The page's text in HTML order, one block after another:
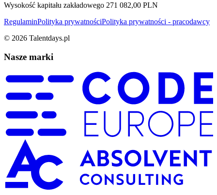
Wysokość kapitału zakładowego 271 082,00 PLN
RegulaminPolityka prywatnościPolityka prywatności - pracodawcy
© 2026 Talentdays.pl
Nasze marki